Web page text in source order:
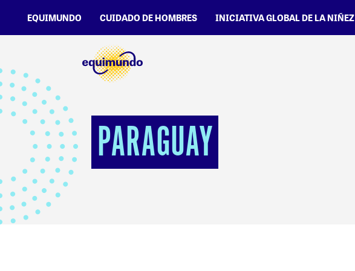
EQUIMUNDO CUIDADO DE HOMBRES INICIATIVA GLOBAL DE LA NIÑEZ
PARAGUAY